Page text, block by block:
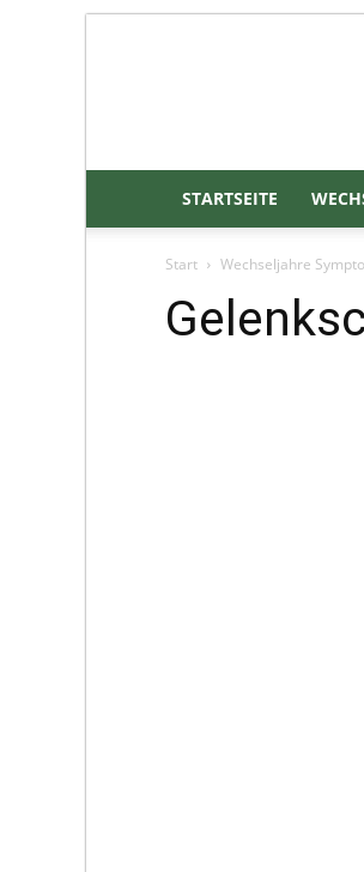
STARTSEITE
Start Wechseljahre